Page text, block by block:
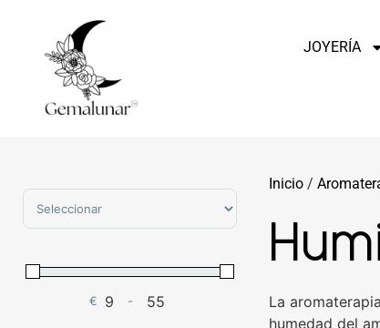
JOYERÍA
Sort Products
€ Minimum Price
-Maximum Price
Inicio/
La
humedad del